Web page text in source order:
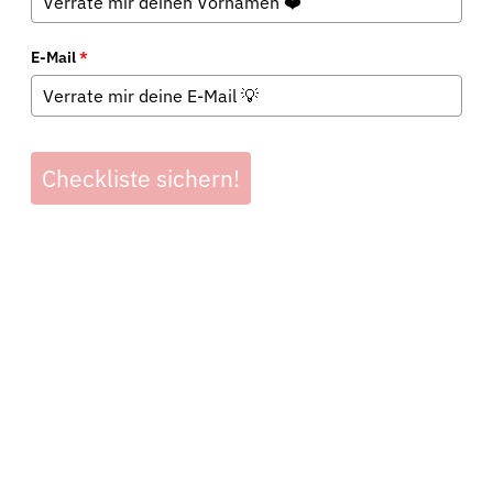
E-Mail*
Checkliste sichern!